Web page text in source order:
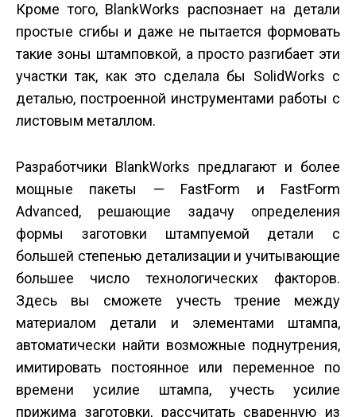
Кроме того, BlankWorks распознает на детали
простые сгибы и даже не пытается формовать
такие зоны штамповкой, а просто разгибает эти
участки так, как это сделала бы SolidWorks с
деталью, построенной инструментами работы с
листовым металлом.
Разработчики BlankWorks предлагают и более
мощные пакеты — FastForm и FastForm
Advanced, решающие задачу определения
формы заготовки штампуемой детали с
большей степенью детализации и учитывающие
большее число технологических факторов.
Здесь вы сможете учесть трение между
материалом детали и элементами штампа,
автоматически найти возможные поднутрения,
имитировать постоянное или переменное по
времени усилие штампа, учесть усилие
прижима заготовки, рассчитать сваренную из